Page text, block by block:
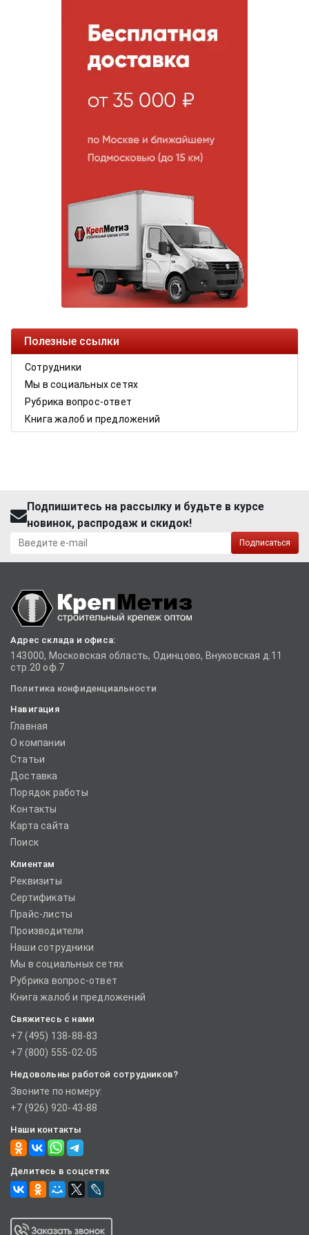
Полезные ссылки
Сотрудники
Мы в социальных сетях
Рубрика вопрос-ответ
Книга жалоб и предложений
Подпишитесь на рассылку и будьте в курсе
новинок, распродаж и скидок!
Подписаться
Адрес склада и офиса:
143000, Московская область, Одинцово, Внуковская д.11
стр.20 оф.7
Политика конфиденциальности
Навигация
Главная
О компании
Статьи
Доставка
Порядок работы
Контакты
Карта сайта
Поиск
Клиентам
Реквизиты
Сертификаты
Прайс-листы
Производители
Наши сотрудники
Мы в социальных сетях
Рубрика вопрос-ответ
Книга жалоб и предложений
Свяжитесь с нами
+7 (495) 138-88-83
+7 (800) 555-02-05
Недовольны работой сотрудников?
Звоните по номеру:
+7 (926) 920-43-88
Наши контакты
Делитесь в соцсетях